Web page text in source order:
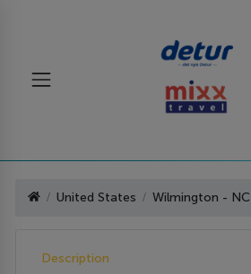
United States Wilmington - NC
Description